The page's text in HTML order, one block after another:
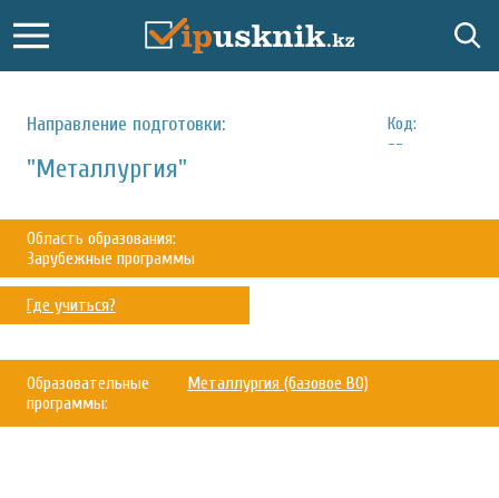
Направление подготовки:
Код:
--
"Металлургия"
Область образования:
Зарубежные программы
Где учиться?
Образовательные
программы:
Металлургия (базовое ВО)